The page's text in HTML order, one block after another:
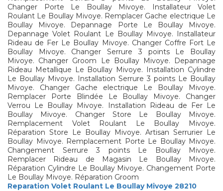
Changer Porte Le Boullay Mivoye. Installateur Volet
Roulant Le Boullay Mivoye. Remplacer Gache electrique Le
Boullay Mivoye. Depannage Porte Le Boullay Mivoye.
Depannage Volet Roulant Le Boullay Mivoye. Installateur
Rideau de Fer Le Boullay Mivoye. Changer Coffre Fort Le
Boullay Mivoye. Changer Serrure 3 points Le Boullay
Mivoye. Changer Groom Le Boullay Mivoye. Depannage
Rideau Metallique Le Boullay Mivoye. Installation Cylindre
Le Boullay Mivoye. Installation Serrure 3 points Le Boullay
Mivoye. Changer Gache electrique Le Boullay Mivoye.
Remplacer Porte Blindée Le Boullay Mivoye. Changer
Verrou Le Boullay Mivoye. Installation Rideau de Fer Le
Boullay Mivoye. Changer Store Le Boullay Mivoye.
Remplacement Volet Roulant Le Boullay Mivoye.
Réparation Store Le Boullay Mivoye. Artisan Serrurier Le
Boullay Mivoye. Remplacement Porte Le Boullay Mivoye.
Changement Serrure 3 points Le Boullay Mivoye.
Remplacer Rideau de Magasin Le Boullay Mivoye.
Réparation Cylindre Le Boullay Mivoye. Changement Porte
Le Boullay Mivoye. Réparation Groom
Reparation Volet Roulant Le Boullay Mivoye 28210